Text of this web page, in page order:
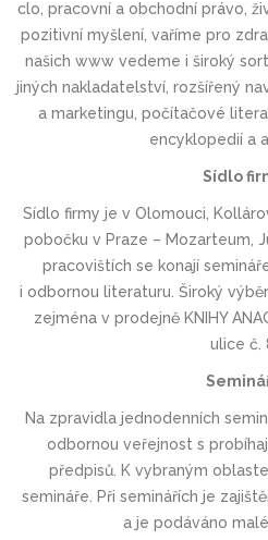
clo, pracovní a obchodní právo,
pozitivní myšlení, vaříme pro
našich www vedeme i široký
jiných nakladatelství, rozšířený
a marketingu, počítačové
encyklopedií a
Sídlo
Sídlo firmy je v Olomouci,
pobočku v Praze – Mozarteum,
pracovištích se konají
i odbornou literaturu. Široký
zejména v prodejně KNIHY
ulice č.
Na zpravidla jednodenních
odbornou veřejnost s
předpisů. K vybraným
semináře. Při seminářích je
a je podáváno